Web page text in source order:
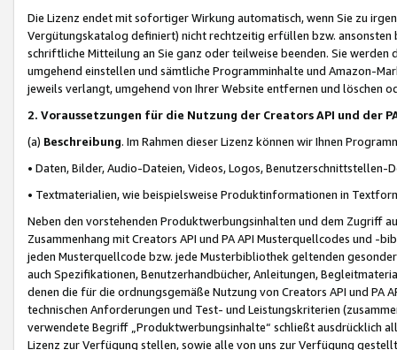
Die Lizenz endet mit sofortiger Wirkung automatisch, wenn Sie zu
Vergütungskatalog definiert) nicht rechtzeitig erfüllen bzw. ansonsten
schriftliche Mitteilung an Sie ganz oder teilweise beenden. Sie werden
umgehend einstellen und sämtliche Programminhalte und Amazon-
jeweils verlangt, umgehend von Ihrer Website entfernen und löschen
2. Voraussetzungen für die Nutzung der Creators API und der
(a) Beschreibung. Im Rahmen dieser Lizenz können wir Ihnen
• Daten, Bilder, Audio-Dateien, Videos, Logos, Benutzerschnittstellen-
• Textmaterialien, wie beispielsweise Produktinformationen in
Neben den vorstehenden Produktwerbungsinhalten und dem Zugriff
Zusammenhang mit Creators API und PA API Musterquellcodes und
jeden Musterquellcode bzw. jede Musterbibliothek geltenden
auch Spezifikationen, Benutzerhandbücher, Anleitungen,
denen die für die ordnungsgemäße Nutzung von Creators API und PA
technischen Anforderungen und Test- und Leistungskriterien
verwendete Begriff „Produktwerbungsinhalte“ schließt ausdrücklich
Lizenz zur Verfügung stellen, sowie alle von uns zur Verfügung